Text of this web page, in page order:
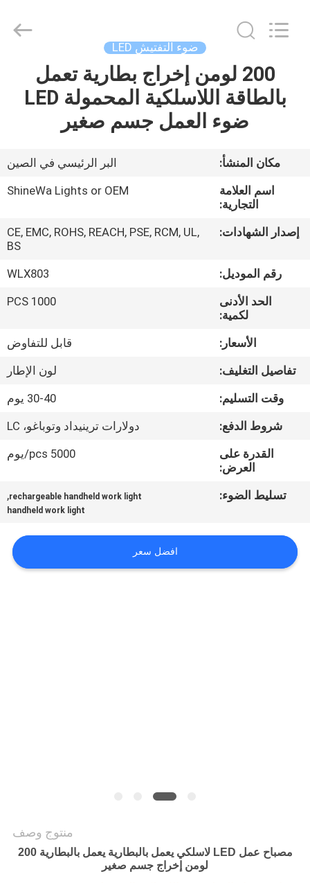
المنزل
المنتجات
فيديوهات
المصنع
مراقبة
الجودة
اتصل
خريطة
ضوء التفتيش LED
200 لومن إخراج بطارية تعمل
بالطاقة اللاسلكية المحمولة LED
ضوء العمل جسم صغير
مكان المنشأ:
البر الرئيسي في الصين
اسم العلامة
التجارية:
ShineWa Lights or OEM
إصدار الشهادات:
CE, EMC, ROHS, REACH, PSE, RCM, UL,
BS
رقم الموديل:
WLX803
الحد الأدنى
لكمية:
1000 PCS
الأسعار:
قابل للتفاوض
تفاصيل التغليف:
لون الإطار
وقت التسليم:
30-40 يوم
شروط الدفع:
دولارات ترينيداد وتوباغو، LC
القدرة على
العرض:
5000 pcs/يوم
تسليط الضوء: rechargeable handheld work light
,
handheld work light
افضل سعر
منتوج وصف
مصباح عمل LED لاسلكي يعمل بالبطارية يعمل بالبطارية 200
لومن إخراج جسم صغير